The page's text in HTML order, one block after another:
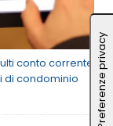
conto corrente.
di condominio